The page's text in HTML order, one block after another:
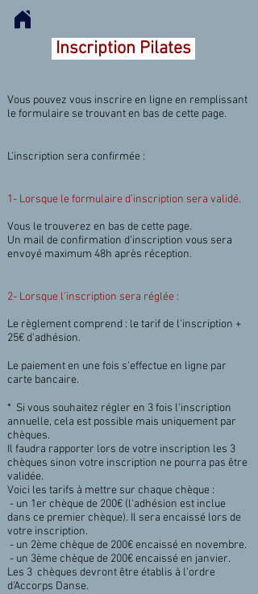
Inscription Pilates
Vous pouvez vous inscrire en ligneen remplissant
le formulaire se trouvant en bas de cette page.
L’inscription sera confirmée :
1- Lorsque le formulaire d’inscription sera validé.
Vous le trouverez en bas de cette page.
Un mail de confirmation d'inscription vous sera
envoyé maximum 48h après réception.
2- Lorsque l'inscription sera réglée :
Le règlement comprend : le tarif de l'inscription +
25€ d'adhésion.
Le paiement en une fois s'effectue en ligne par
carte bancaire.
* Si vous souhaitez régler en 3 fois l'inscription
annuelle, cela est possible mais uniquement par
chèques.
Il faudra rapporter lors de votre inscription les 3
chèques sinon votre inscription ne pourra pas être
validée.
Voici les tarifs à mettre sur chaque chèque :
- un 1er chèque de 200€ (l'adhésion est inclue
dans ce premier chèque). Il sera encaissé lors de
votre inscription.
- un 2ème chèque de 200€ encaissé en novembre.
- un 3ème chèque de 200€ encaissé en janvier.
Les 3 chèques devront être établis à l'ordre
d'Accorps Danse.